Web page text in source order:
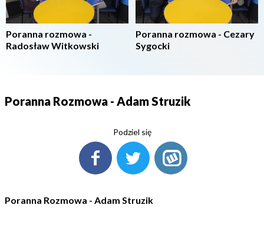
Poranna rozmowa -
Radosław Witkowski
Poranna rozmowa - Cezary
Sygocki
Poranna Rozmowa - Adam Struzik
Podziel się
Poranna Rozmowa - Adam Struzik